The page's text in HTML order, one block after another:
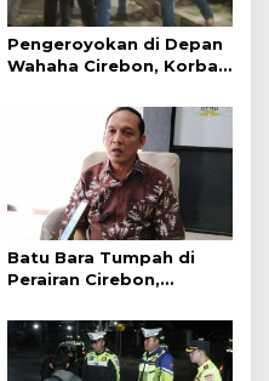
Pengeroyokan di Depan
Wahaha Cirebon, Korban
Batu Bara Tumpah di
Perairan Cirebon,
Hijau